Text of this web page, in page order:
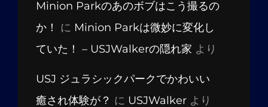
Minion Parkのあのボブはこう撮るの
か！
に Minion Parkは微妙に変化し
ていた！ – USJWalkerの隠れ家 より
USJ ジュラシックパークでかわいい
癒され体験が？ に USJWalker より